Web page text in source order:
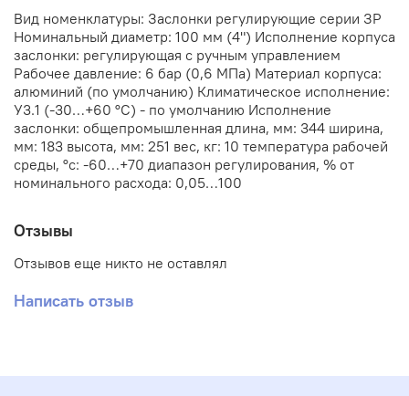
Вид номенклатуры: Заслонки регулирующие серии ЗР
Номинальный диаметр: 100 мм (4") Исполнение корпуса
заслонки: регулирующая с ручным управлением
Рабочее давление: 6 бар (0,6 МПа) Материал корпуса:
алюминий (по умолчанию) Климатическое исполнение:
У3.1 (-30…+60 °С) - по умолчанию Исполнение
заслонки: общепромышленная длина, мм: 344 ширина,
мм: 183 высота, мм: 251 вес, кг: 10 температура рабочей
среды, °с: -60…+70 диапазон регулирования, % от
номинального расхода: 0,05…100
Отзывы
Отзывов еще никто не оставлял
Написать отзыв